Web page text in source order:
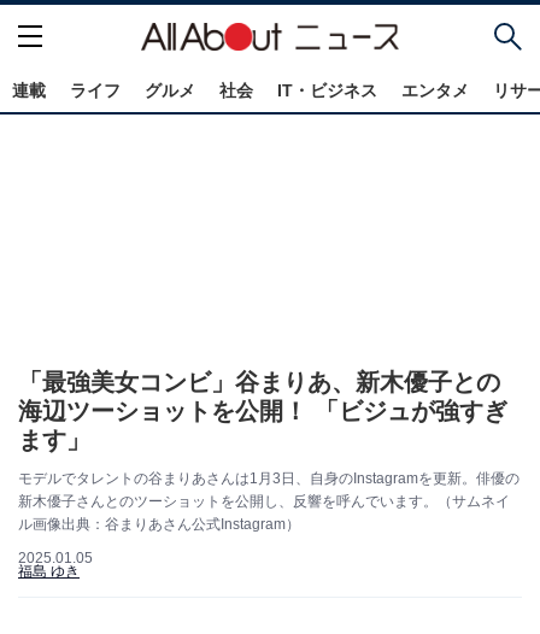
連載 ライフ グルメ 社会 IT・ビジネス エンタメ リサ
「最強美女コンビ」谷まりあ、新木優子との
海辺ツーショットを公開！ 「ビジュが強すぎ
ます」
モデルでタレントの谷まりあさんは1月3日、自身のInstagramを更新。俳優の
新木優子さんとのツーショットを公開し、反響を呼んでいます。（サムネイ
ル画像出典：谷まりあさん公式Instagram）
2025.01.05
福島 ゆき